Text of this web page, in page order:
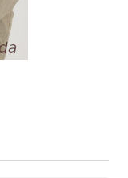
servicio